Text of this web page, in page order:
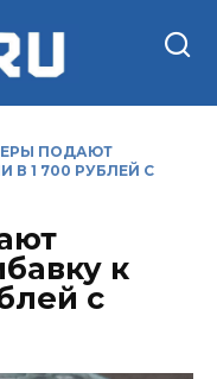
ПОДАЮТ
В 1 700 РУБЛЕЙ С
к
с